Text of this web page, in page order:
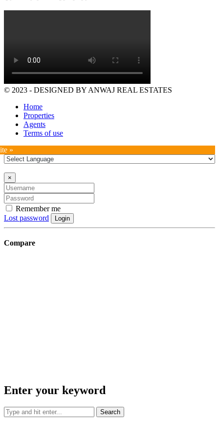
© 2023 - DESIGNED BY ANWAJ REAL ESTATES
Home
Properties
Agents
Terms of use
»
×
Remember me
Lost password
Login
Compare
Enter your keyword
Search